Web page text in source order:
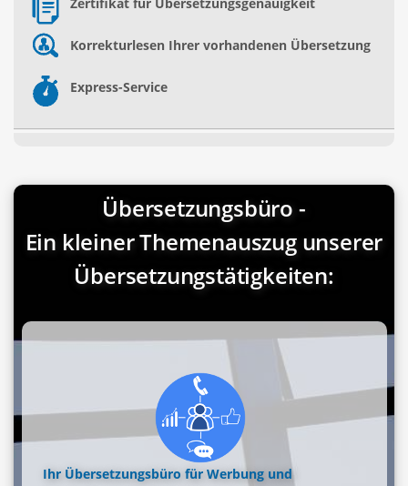
Korrekturlesen Ihrer vorhandenen Übersetzung
Express-Service
Übersetzungsbüro -
Ein kleiner Themenauszug unserer
Übersetzungstätigkeiten:
Ihr Übersetzungsbüro für Werbung und